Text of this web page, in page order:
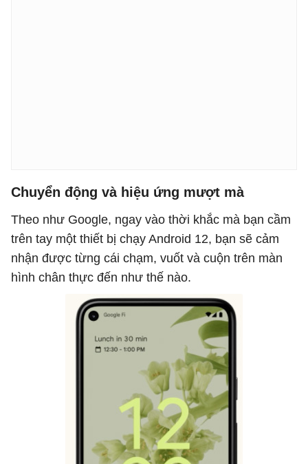
Chuyển động và hiệu ứng mượt mà
Theo như Google, ngay vào thời khắc mà bạn cầm
trên tay một thiết bị chạy Android 12, bạn sẽ cảm
nhận được từng cái chạm, vuốt và cuộn trên màn
hình chân thực đến như thế nào.